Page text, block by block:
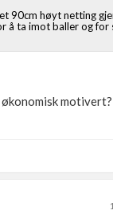
90cm høyt netting
å ta imot baller og for
motivert?